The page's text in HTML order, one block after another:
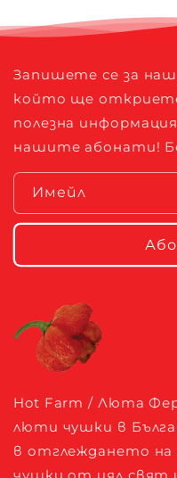
Запишете се за
който ще
полезна
нашите абонати!
Имейл
Hot Farm / Люта
люти чушки в
в отглеждането